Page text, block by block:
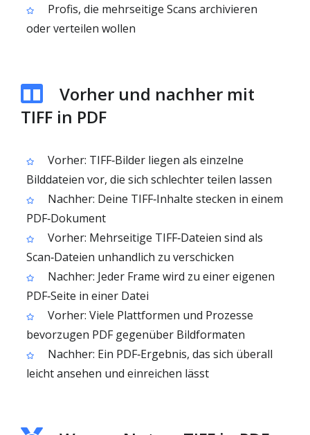
Profis, die mehrseitige Scans archivieren
oder verteilen wollen
Vorher und nachher mit
TIFF in PDF
Vorher: TIFF‑Bilder liegen als einzelne
Bilddateien vor, die sich schlechter teilen lassen
Nachher: Deine TIFF‑Inhalte stecken in einem
PDF‑Dokument
Vorher: Mehrseitige TIFF‑Dateien sind als
Scan‑Dateien unhandlich zu verschicken
Nachher: Jeder Frame wird zu einer eigenen
PDF‑Seite in einer Datei
Vorher: Viele Plattformen und Prozesse
bevorzugen PDF gegenüber Bildformaten
Nachher: Ein PDF‑Ergebnis, das sich überall
leicht ansehen und einreichen lässt